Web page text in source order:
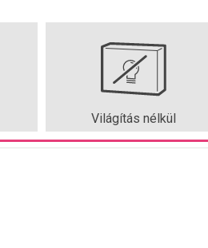
Világítás nélkül